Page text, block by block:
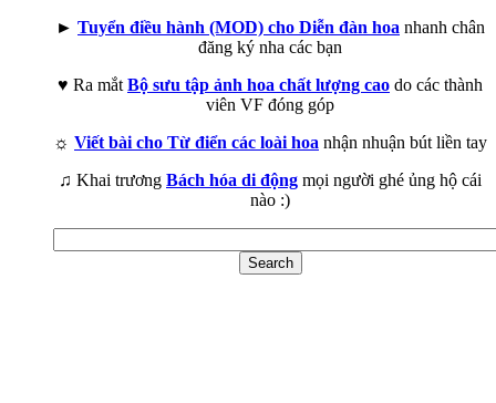
► Tuyển điều hành (MOD) cho Diễn đàn hoa nhanh chân
đăng ký nha các bạn
♥ Ra mắt Bộ sưu tập ảnh hoa chất lượng cao do các thành
viên VF đóng góp
☼ Viết bài cho Từ điển các loài hoa nhận nhuận bút liền tay
♫ Khai trương Bách hóa di động mọi người ghé ủng hộ cái
nào :)